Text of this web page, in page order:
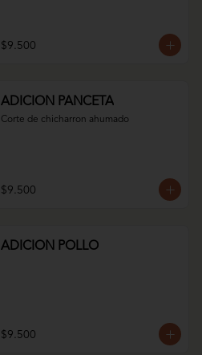
$9.500
ADICION PANCETA
Corte de chicharron ahumado
$9.500
ADICION POLLO
$9.500